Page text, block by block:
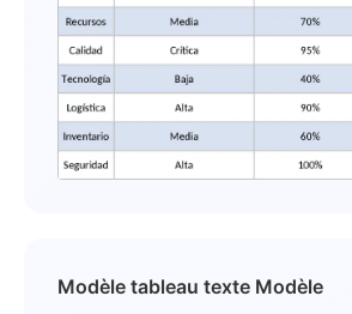
Modèle tableau texte Modèle